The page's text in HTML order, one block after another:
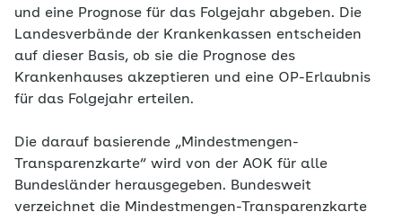
und eine Prognose für das Folgejahr abgeben. Die
Landesverbände der Krankenkassen entscheiden
auf dieser Basis, ob sie die Prognose des
Krankenhauses akzeptieren und eine OP-Erlaubnis
für das Folgejahr erteilen.
Die darauf basierende „Mindestmengen-
Transparenzkarte“ wird von der AOK für alle
Bundesländer herausgegeben. Bundesweit
verzeichnet die Mindestmengen-Transparenzkarte